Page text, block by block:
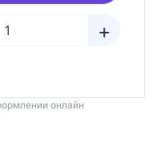
+
онлайн